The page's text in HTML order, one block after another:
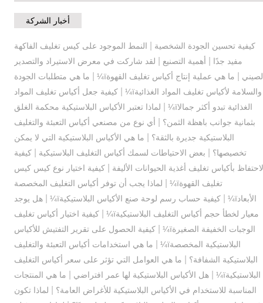
أخبار الشركة
كيفية تحسين الجودة الشخصية
النمط الموجود على كيس تغليف الفاكهة
مفيد جدًا
أهمية التصنيع
لقد شاركت في معرض الاستيراد والتصدير
ما هي عملية إنتاج أكياس تغليف القهوةï¼
ما هي متطلبات الجودة
والسلامة لأكياس تغليف المواد الغذائيةï¼
|كيفية جعل أكياس تغليف المواد
الغذائية تبدو أكثر جمالاï¼
لماذا تعتبر الأكياس البلاستيكية محكمة الغلق
بثمانية جوانب باهظة الثمن؟
أي نوع من مصنعي أكياس التعبئة والتغليف
البلاستيكية جديرة بالثقة؟
ما هي الأكياس البلاستيكية التي لا يمكن
تخصيصها؟
بعض الاحتياطات لسمك أكياس التغليف البلاستيكية |كيفية
بأكياس تغليف أغذية الحيوانات الأليفة |كيفية اختيار نوع كيس كيس
تغليف القهوةï¼
لماذا يجب أن توفر أكياس التغليف المخصصة
الأبعادï¼
|كيفية حساب رسم لوحة صنع الأكياس البلاستيكيةï¼ |هل يوجد
معيار لخطأ حجم أكياس التغليف البلاستيكيةï¼
|كيفية اختيار أكياس تغليف
الوجبات الخفيفة الصغيرةï¼
|كيفية الحصول على تقرير التفتيش للأكياس
البلاستيكية المخصصةï¼
ما هي استخدامات أكياس التعبئة والتغليف
البلاستيكية الشفافة؟
ما هي العوامل التي تؤثر على سعر أكياس التغليف
البلاستيكيةï¼
|هل الأكياس البلاستيكية لها عمر افتراضي
ما هي المنتجات
المناسبة للاستخدام في الأكياس البلاستيكية للأغراض العامة؟
لماذا تكون